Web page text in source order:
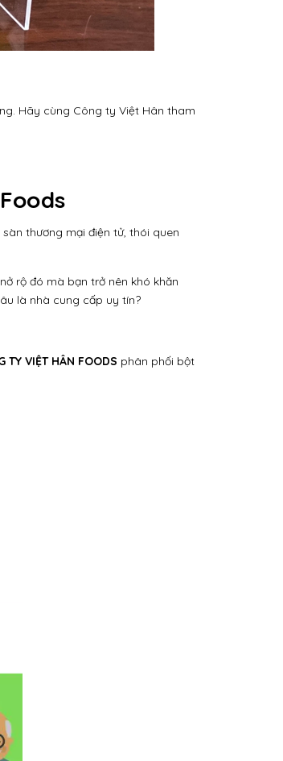
Hãy cùng Công ty Việt Hân tham
thương mại điện tử, thói quen
rộ đó mà bạn trở nên khó khăn
là nhà cung cấp uy tín?
TY VIỆT HÂN FOODS phân phối bột